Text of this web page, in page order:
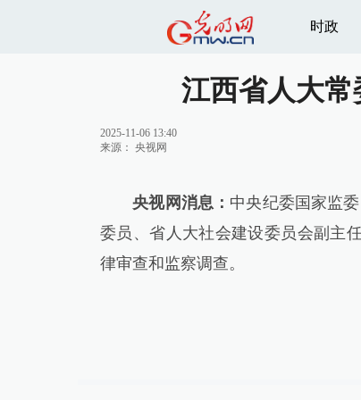
时政
江西省人大
2025-11-06 13:40
来源： 央视网
央视网消息： 中央纪委国家监
委员、省人大社会建设委员会副主
律审查和监察调查。